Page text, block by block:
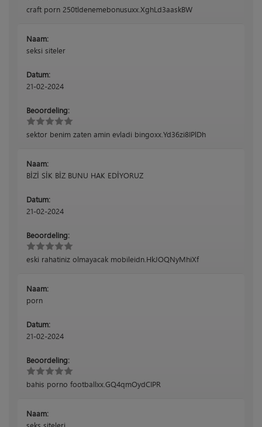
craft porn 250tldenemebonusuxx.XghLd3aaskBW
Naam:
seksi siteler
Datum:
21-02-2024
Beoordeling:
sektor benim zaten amin evladi bingoxx.Yd36zi8IPlDh
Naam:
BİZİ SİK BİZ BUNU HAK EDİYORUZ
Datum:
21-02-2024
Beoordeling:
eski rahatiniz olmayacak mobileidn.HkJOQNyMhiXf
Naam:
porn
Datum:
21-02-2024
Beoordeling:
bahis porno footballxx.GQ4qmOydCIPR
Naam:
seks siteleri